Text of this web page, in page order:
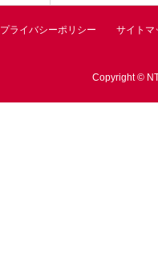
プライバシーポリシー サイトマ
Copyright ©